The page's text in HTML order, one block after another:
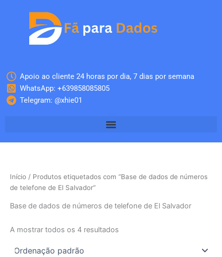
Apoio ao cliente 24 horas por dia, 7 dias por semana
WhatsApp: +639858085805
Telegram: @xhie01
Início / Produtos etiquetados com “Base de dados de números
de telefone de El Salvador”
Base de dados de números de telefone de El Salvador
A mostrar todos os 4 resultados